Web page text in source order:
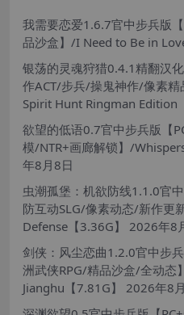
我需要恋爱1.6.7官中步兵版
品沙盒】/I Need to Be in
银荡的灵魂狩猎0.4.1精翻汉
作ACT/步兵/操鬼神作/像素
Spirit Hunt Ringman Edition
欲望的低语0.7官中步兵版【
模/NTR+画廊解锁】/
年8月8日
虫潮孤堡：机欲防线1.1.0官
防互动SLG/像素动态/新作更
Defense【3.36G】
2026年8
剑侠：风尘恋曲1.2.0官中步
洲武侠RPG/精品沙盒/全动态
Jianghu【7.81G】
2026年8